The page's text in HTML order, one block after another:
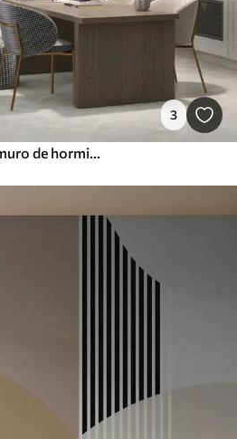
3
Plumas de colores en un muro de hormigón